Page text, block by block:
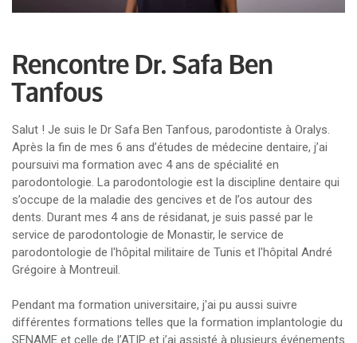
Rencontre Dr. Safa Ben
Tanfous
Salut ! Je suis le Dr Safa Ben Tanfous, parodontiste à Oralys.
Après la fin de mes 6 ans d’études de médecine dentaire, j’ai
poursuivi ma formation avec 4 ans de spécialité en
parodontologie. La parodontologie est la discipline dentaire qui
s’occupe de la maladie des gencives et de l’os autour des
dents. Durant mes 4 ans de résidanat, je suis passé par le
service de parodontologie de Monastir, le service de
parodontologie de l'hôpital militaire de Tunis et l'hôpital André
Grégoire à Montreuil.
Pendant ma formation universitaire, j'ai pu aussi suivre
différentes formations telles que la formation implantologie du
SENAME et celle de l’ATIP et j’ai assisté à plusieurs événements